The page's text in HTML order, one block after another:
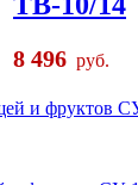
8 496 руб.